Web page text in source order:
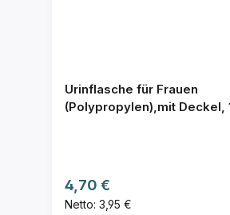
Urinflasche für Frauen
(Polypropylen),mit Deckel,
Regulärer Preis:
4,70 €
Netto: 3,95 €